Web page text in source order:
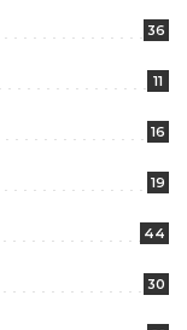
36
11
16
19
44
30